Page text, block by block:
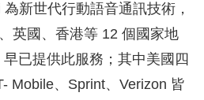
新世代行動語音通訊技術，
英國、香港等 12 個國家地
已提供此服務；其中美國四
Mobile、Sprint、Verizon 皆